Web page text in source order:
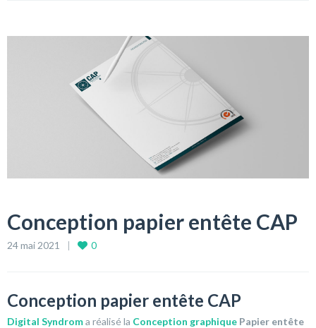
Conception papier entête CAP
24 mai 2021 0
Conception papier entête CAP
Digital Syndroma réalisé la Conception graphique Papier entête